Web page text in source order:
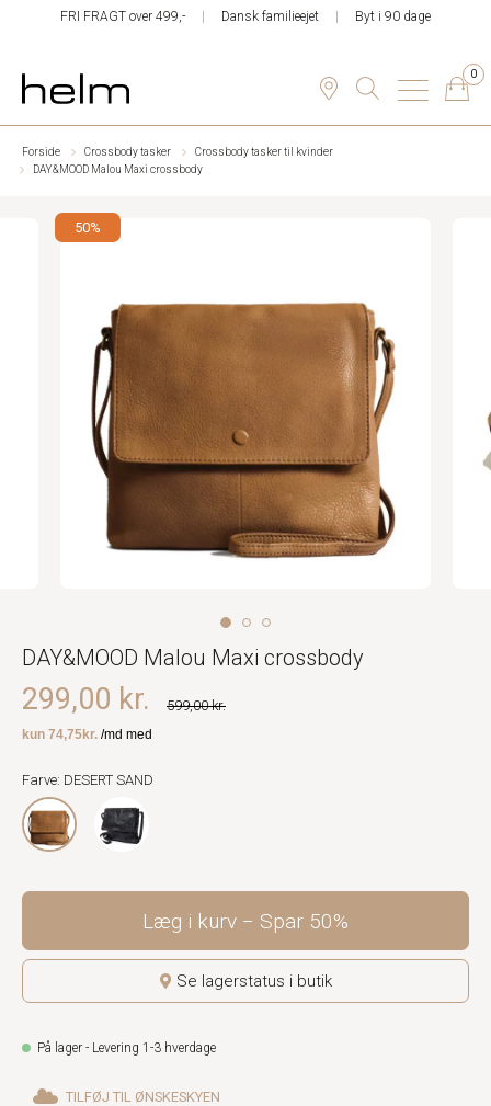
FRI FRAGT over 499,- Dansk familieejet Byt i 90 dage
0
Forside Crossbody tasker
Crossbody tasker til kvinder
DAY&MOOD Malou Maxi crossbody
50%
DAY&MOOD Malou Maxi crossbody
599,00 kr.
299,00 kr.
Farve: DESERT SAND
Læg i kurv Spar 50%
Se lagerstatus i butik
På lager - Levering 1-3 hverdage
TILFØJ TIL ØNSKESKYEN